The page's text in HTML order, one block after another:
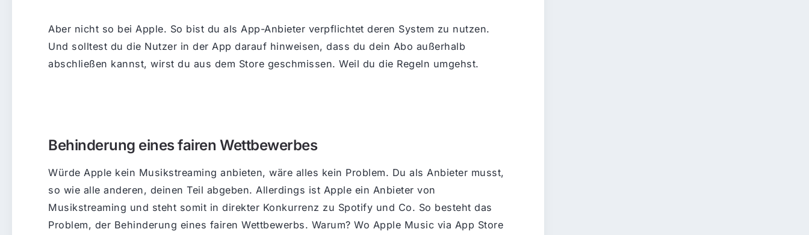
Aber nicht so bei Apple. So bist du als App-Anbieter verpflichtet deren System zu nutzen.
Und solltest du die Nutzer in der App darauf hinweisen, dass du dein Abo außerhalb
abschließen kannst, wirst du aus dem Store geschmissen. Weil du die Regeln umgehst.
Behinderung eines fairen Wettbewerbes
Würde Apple kein Musikstreaming anbieten, wäre alles kein Problem. Du als Anbieter musst,
so wie alle anderen, deinen Teil abgeben. Allerdings ist Apple ein Anbieter von
Musikstreaming und steht somit in direkter Konkurrenz zu Spotify und Co. So besteht das
Problem, der Behinderung eines fairen Wettbewerbs. Warum? Wo Apple Music via App Store